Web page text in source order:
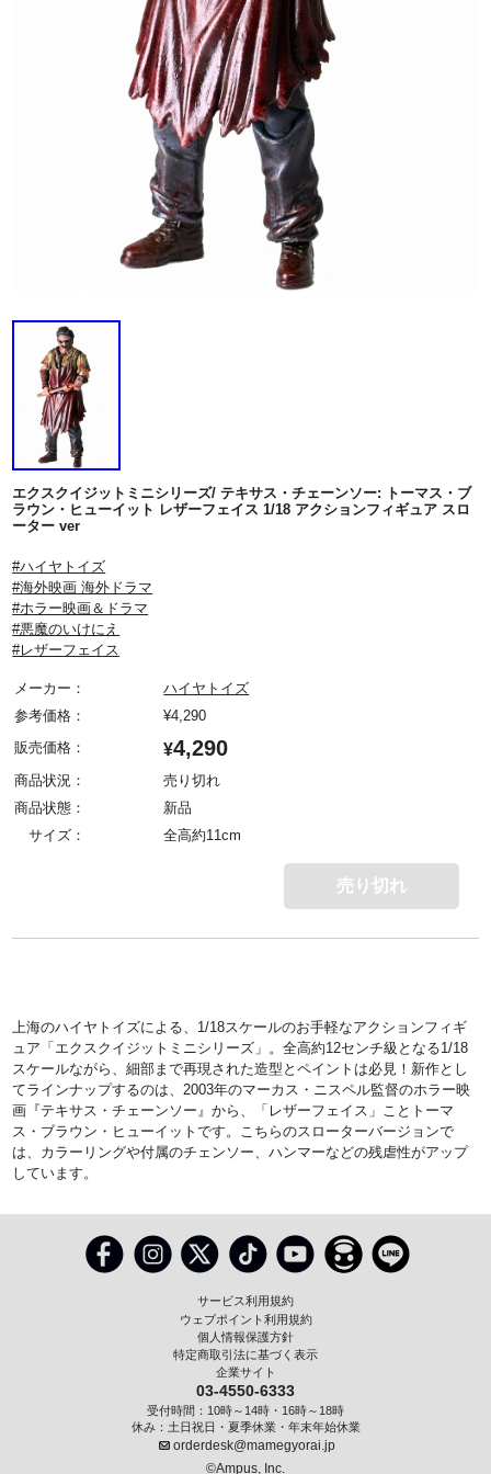
エクスクイジットミニシリーズ/ テキサス・チェーンソー: トーマス・ブ
ラウン・ヒューイット レザーフェイス 1/18 アクションフィギュア スロ
ーター ver
#ハイヤトイズ
#海外映画 海外ドラマ
#ホラー映画＆ドラマ
#悪魔のいけにえ
#レザーフェイス
メーカー：
ハイヤトイズ
参考価格：
¥4,290
販売価格：
¥4,290
商品状況：
売り切れ
商品状態：
新品
サイズ：
全高約11cm
売り切れ
上海のハイヤトイズによる、1/18スケールのお手軽なアクションフィギ
ュア「エクスクイジットミニシリーズ」。全高約12センチ級となる1/18
スケールながら、細部まで再現された造型とペイントは必見！新作とし
てラインナップするのは、2003年のマーカス・ニスペル監督のホラー映
画『テキサス・チェーンソー』から、「レザーフェイス」ことトーマ
ス・ブラウン・ヒューイットです。こちらのスローターバージョンで
は、カラーリングや付属のチェンソー、ハンマーなどの残虐性がアップ
しています。
サービス利用規約
ウェブポイント利用規約
個人情報保護方針
特定商取引法に基づく表示
企業サイト
03-4550-6333
受付時間：10時～14時・16時～18時
休み：土日祝日・夏季休業・年末年始休業
orderdesk@mamegyorai.jp
©Ampus, Inc.